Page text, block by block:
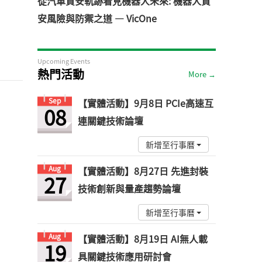
安風險與防禦之道 — VicOne
Upcoming Events
熱門活動 More →
Sep
08
【實體活動】9月8日 PCIe高速互
連關鍵技術論壇
新增至行事曆
Aug
27
【實體活動】8月27日 先進封裝
技術創新與量產趨勢論壇
新增至行事曆
Aug
19
【實體活動】8月19日 AI無人載
具關鍵技術應用研討會